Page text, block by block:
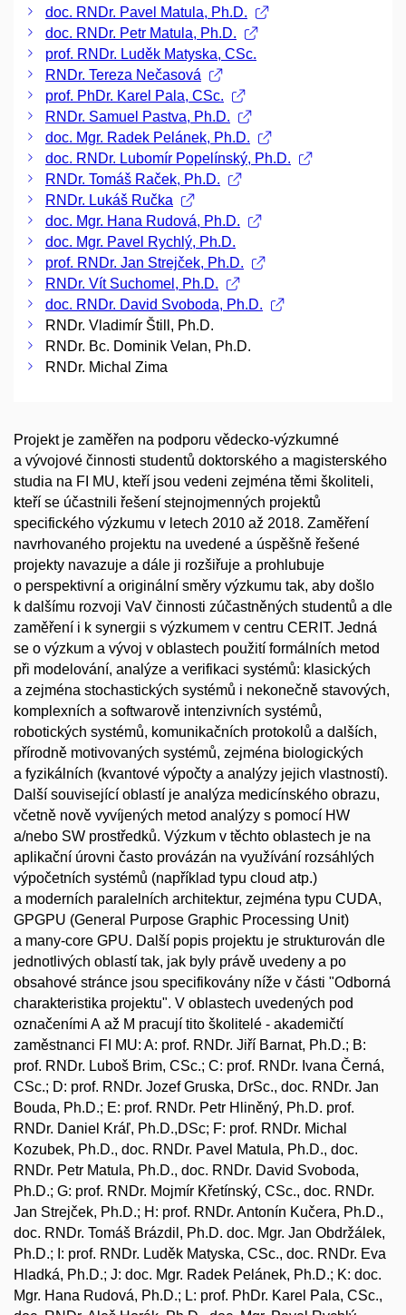
doc. RNDr. Pavel Matula, Ph.D.
doc. RNDr. Petr Matula, Ph.D.
prof. RNDr. Luděk Matyska, CSc.
RNDr. Tereza Nečasová
prof. PhDr. Karel Pala, CSc.
RNDr. Samuel Pastva, Ph.D.
doc. Mgr. Radek Pelánek, Ph.D.
doc. RNDr. Lubomír Popelínský, Ph.D.
RNDr. Tomáš Raček, Ph.D.
RNDr. Lukáš Ručka
doc. Mgr. Hana Rudová, Ph.D.
doc. Mgr. Pavel Rychlý, Ph.D.
prof. RNDr. Jan Strejček, Ph.D.
RNDr. Vít Suchomel, Ph.D.
doc. RNDr. David Svoboda, Ph.D.
RNDr. Vladimír Štill, Ph.D.
RNDr. Bc. Dominik Velan, Ph.D.
RNDr. Michal Zima
Projekt je zaměřen na podporu vědecko-výzkumné
a vývojové činnosti studentů doktorského a magisterského
studia na FI MU, kteří jsou vedeni zejména těmi školiteli,
kteří se účastnili řešení stejnojmenných projektů
specifického výzkumu v letech 2010 až 2018. Zaměření
navrhovaného projektu na uvedené a úspěšně řešené
projekty navazuje a dále ji rozšiřuje a prohlubuje
o perspektivní a originální směry výzkumu tak, aby došlo
k dalšímu rozvoji VaV činnosti zúčastněných studentů a dle
zaměření i k synergii s výzkumem v centru CERIT. Jedná
se o výzkum a vývoj v oblastech použití formálních metod
při modelování, analýze a verifikaci systémů: klasických
a zejména stochastických systémů i nekonečně stavových,
komplexních a softwarově intenzivních systémů,
robotických systémů, komunikačních protokolů a dalších,
přírodně motivovaných systémů, zejména biologických
a fyzikálních (kvantové výpočty a analýzy jejich vlastností).
Další související oblastí je analýza medicínského obrazu,
včetně nově vyvíjených metod analýzy s pomocí HW
a/nebo SW prostředků. Výzkum v těchto oblastech je na
aplikační úrovni často provázán na využívání rozsáhlých
výpočetních systémů (například typu cloud atp.)
a moderních paralelních architektur, zejména typu CUDA,
GPGPU (General Purpose Graphic Processing Unit)
a many-core GPU. Další popis projektu je strukturován dle
jednotlivých oblastí tak, jak byly právě uvedeny a po
obsahové stránce jsou specifikovány níže v části "Odborná
charakteristika projektu". V oblastech uvedených pod
označeními A až M pracují tito školitelé - akademičtí
zaměstnanci FI MU: A: prof. RNDr. Jiří Barnat, Ph.D.; B:
prof. RNDr. Luboš Brim, CSc.; C: prof. RNDr. Ivana Černá,
CSc.; D: prof. RNDr. Jozef Gruska, DrSc., doc. RNDr. Jan
Bouda, Ph.D.; E: prof. RNDr. Petr Hliněný, Ph.D. prof.
RNDr. Daniel Kráľ, Ph.D.,DSc; F: prof. RNDr. Michal
Kozubek, Ph.D., doc. RNDr. Pavel Matula, Ph.D., doc.
RNDr. Petr Matula, Ph.D., doc. RNDr. David Svoboda,
Ph.D.; G: prof. RNDr. Mojmír Křetínský, CSc., doc. RNDr.
Jan Strejček, Ph.D.; H: prof. RNDr. Antonín Kučera, Ph.D.,
doc. RNDr. Tomáš Brázdil, Ph.D. doc. Mgr. Jan Obdržálek,
Ph.D.; I: prof. RNDr. Luděk Matyska, CSc., doc. RNDr. Eva
Hladká, Ph.D.; J: doc. Mgr. Radek Pelánek, Ph.D.; K: doc.
Mgr. Hana Rudová, Ph.D.; L: prof. PhDr. Karel Pala, CSc.,